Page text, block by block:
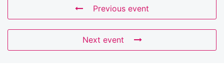
Previous event
Next event